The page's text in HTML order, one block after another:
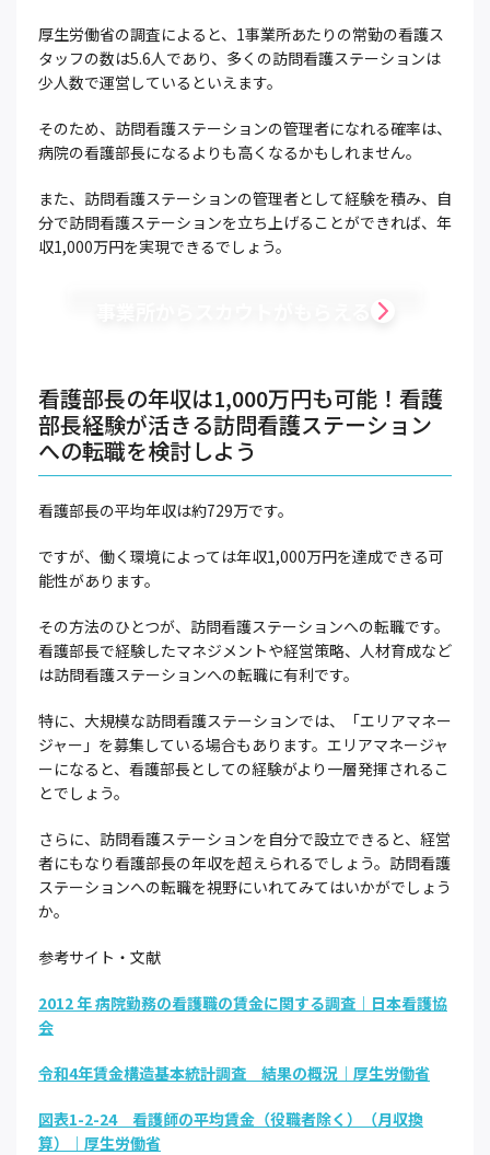
厚生労働省の調査によると、1事業所あたりの常勤の看護ス
タッフの数は5.6人であり、多くの訪問看護ステーションは
少人数で運営しているといえます。
そのため、訪問看護ステーションの管理者になれる確率は、
病院の看護部長になるよりも高くなるかもしれません。
また、訪問看護ステーションの管理者として経験を積み、自
分で訪問看護ステーションを立ち上げることができれば、年
収1,000万円を実現できるでしょう。
看護部長の年収は1,000万円も可能！看護
部長経験が活きる訪問看護ステーション
への転職を検討しよう
看護部長の平均年収は約729万です。
ですが、働く環境によっては年収1,000万円を達成できる可
能性があります。
その方法のひとつが、訪問看護ステーションへの転職です。
看護部長で経験したマネジメントや経営策略、人材育成など
は訪問看護ステーションへの転職に有利です。
特に、大規模な訪問看護ステーションでは、「エリアマネー
ジャー」を募集している場合もあります。エリアマネージャ
ーになると、看護部長としての経験がより一層発揮されるこ
とでしょう。
さらに、訪問看護ステーションを自分で設立できると、経営
者にもなり看護部長の年収を超えられるでしょう。訪問看護
ステーションへの転職を視野にいれてみてはいかがでしょう
か。
参考サイト・文献
2012 年 病院勤務の看護職の賃金に関する調査｜日本看護協
会
令和4年賃金構造基本統計調査 結果の概況｜厚生労働省
図表1-2-24 看護師の平均賃金（役職者除く）（月収換
算）｜厚生労働省